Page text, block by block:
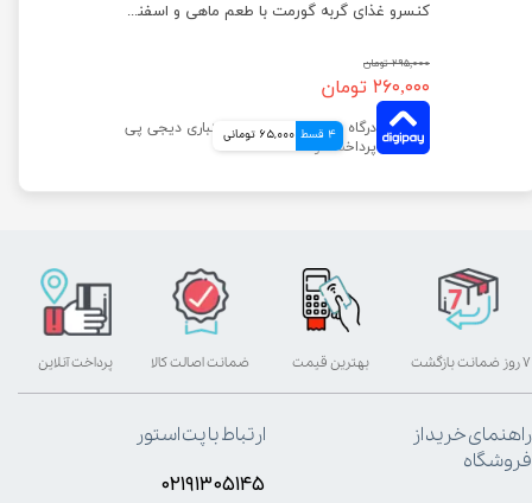
کنسرو غذای گربه گورمت با طعم ماهی و اسفناج وزن ۸۵ گرم
۲۹۵,۰۰۰ تومان
۲۶۰,۰۰۰ تومان
4 قسط 65,000 تومانی
بهترین قیمت پرداخت آنلاین ۷ روز ضمانت بازگشت ضمانت اصالت کالا
راهنمای خرید از
فروشگاه
ارتباط با پت استور
۰۲۱۹۱۳۰۵۱۴۵